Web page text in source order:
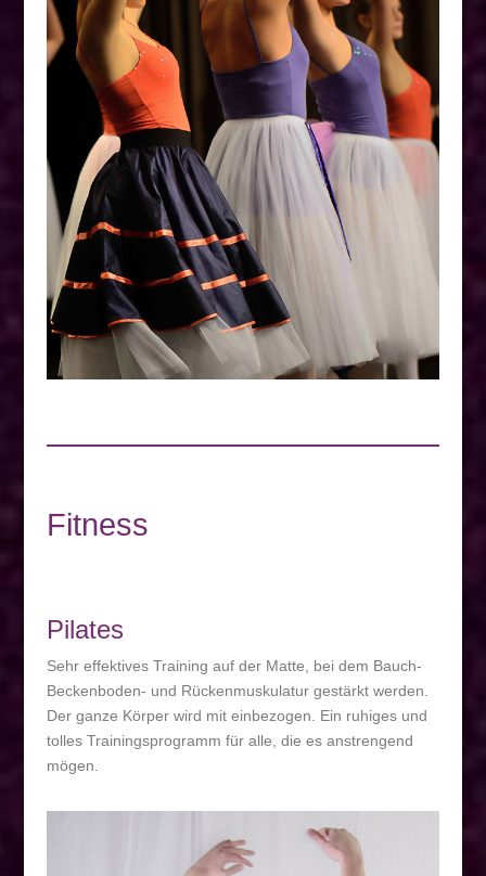
Fitness
Pilates
Sehr effektives Training auf der Matte, bei dem Bauch-
Beckenboden- und Rückenmuskulatur gestärkt werden.
Der ganze Körper wird mit einbezogen. Ein ruhiges und
tolles Trainingsprogramm für alle, die es anstrengend
mögen.